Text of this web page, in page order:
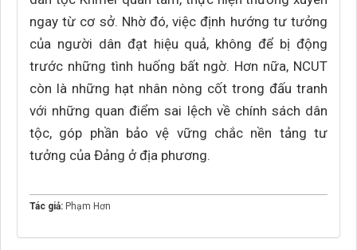
ngay từ cơ sở. Nhờ đó, việc định hướng tư tưởng
của người dân đạt hiệu quả, không để bị động
trước những tình huống bất ngờ. Hơn nữa, NCUT
còn là những hạt nhân nòng cốt trong đấu tranh
với những quan điểm sai lệch về chính sách dân
tộc, góp phần bảo vệ vững chắc nền tảng tư
tưởng của Đảng ở địa phương.
Tác giả: Phạm Hơn